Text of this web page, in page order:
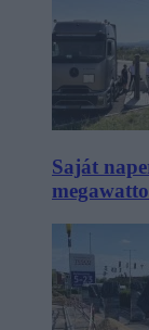
Saját